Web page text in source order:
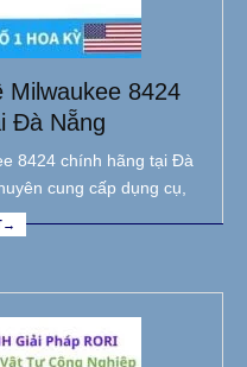
Milwaukee 8424
Đà Nẵng
8424 chính hãng tại Đà
cung cấp dụng cụ,